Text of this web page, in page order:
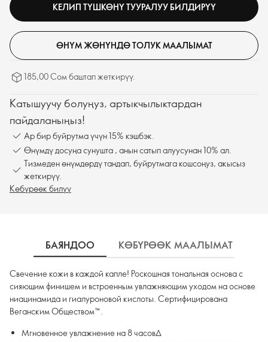
КЕЛИП ТҮШКӨНҮ ТУУРАЛУУ БИЛДИРҮҮ
ӨНҮМ ЖӨНҮНДӨ ТОЛУК МААЛЫМАТ
185,00 Сом баштап жеткирүү.
Катышуучу болуңуз, артыкчылыктардан
пайдаланыңыз!
Ар бир буйрутма үчүн 15% кэшбэк.
Өнүмдү досуңа сунушта , анын сатып алуусунан 10% ал.
Тизмеден өнүмдөрдү тандап, буйрутмага кошсоңуз, акысыз
жеткирүү.
Көбүрөөк билүү
БАЯНДОО КӨБҮРӨӨК МААЛЫМАТ
Свечение кожи в каждой капле! Роскошная тональная основа с
сияющим финишем и встроенным увлажняющим уходом на основе
ниацинамида и гиалуроновой кислоты. Сертифицирована
Веганским Обществом™.
Мгновенное увлажнение на 8 часов∆